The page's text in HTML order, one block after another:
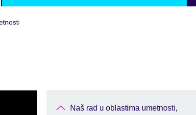
Naš rad u oblastima umetnosti,